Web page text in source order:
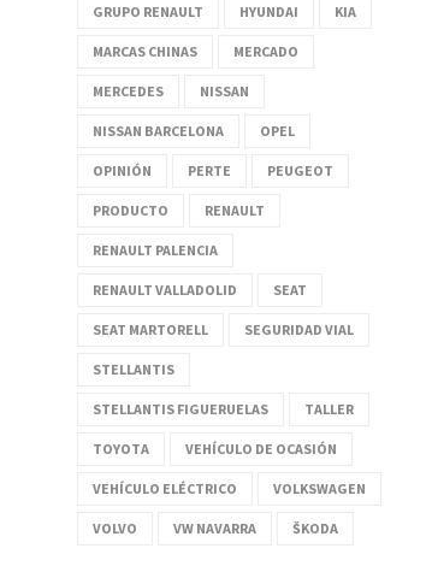
GRUPO RENAULT HYUNDAI KIA
MARCAS CHINAS MERCADO
MERCEDES NISSAN
NISSAN BARCELONA OPEL
OPINIÓN PERTE PEUGEOT
PRODUCTO RENAULT
RENAULT PALENCIA
RENAULT VALLADOLID SEAT
SEAT MARTORELL SEGURIDAD VIAL
STELLANTIS
STELLANTIS FIGUERUELAS TALLER
TOYOTA VEHÍCULO DE OCASIÓN
VEHÍCULO ELÉCTRICO VOLKSWAGEN
VOLVO VW NAVARRA ŠKODA